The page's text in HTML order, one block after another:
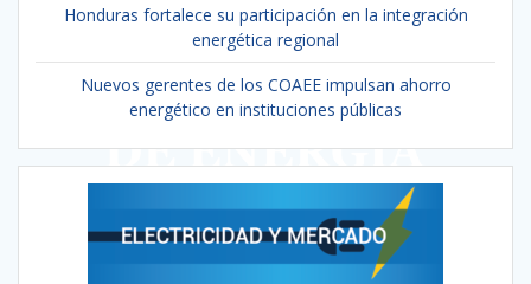
Honduras fortalece su participación en la integración
energética regional
Nuevos gerentes de los COAEE impulsan ahorro
energético en instituciones públicas